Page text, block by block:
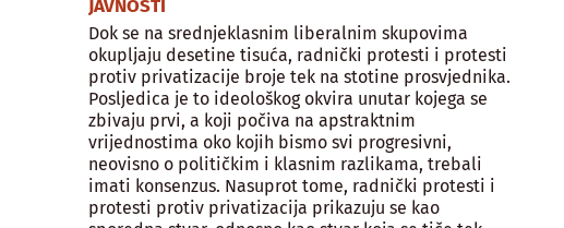
JAVNOSTI
Dok se na srednjeklasnim liberalnim skupovima
okupljaju desetine tisuća, radnički protesti i protesti
protiv privatizacije broje tek na stotine prosvjednika.
Posljedica je to ideološkog okvira unutar kojega se
zbivaju prvi, a koji počiva na apstraktnim
vrijednostima oko kojih bismo svi progresivni,
neovisno o političkim i klasnim razlikama, trebali
imati konsenzus. Nasuprot tome, radnički protesti i
protesti protiv privatizacija prikazuju se kao